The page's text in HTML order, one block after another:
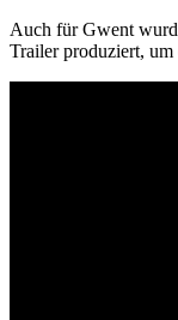
Auch für Gwent
Trailer produziert, um